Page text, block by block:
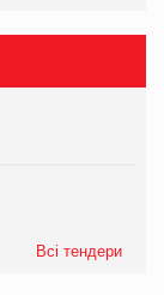
Всі тендери